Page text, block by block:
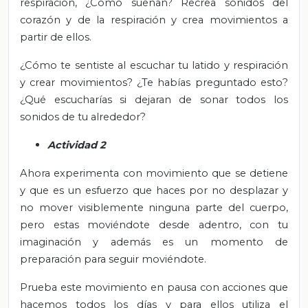
respiración, ¿Cómo suenan? Recrea sonidos del
corazón y de la respiración y crea movimientos a
partir de ellos.
¿Cómo te sentiste al escuchar tu latido y respiración
y crear movimientos? ¿Te habías preguntado esto?
¿Qué escucharías si dejaran de sonar todos los
sonidos de tu alrededor?
Actividad 2
Ahora experimenta con movimiento que se detiene
y que es un esfuerzo que haces por no desplazar y
no mover visiblemente ninguna parte del cuerpo,
pero estas moviéndote desde adentro, con tu
imaginación y además es un momento de
preparación para seguir moviéndote.
Prueba este movimiento en pausa con acciones que
hacemos todos los días y para ellos utiliza el